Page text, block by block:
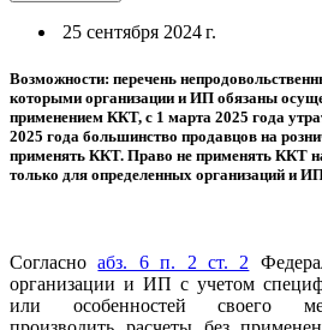
25 сентября 2024 г.
Возможности: перечень
которыми организации и ИП обязаны
применением ККТ, с 1 марта 2025 года
2025 года большинство продавцов на
применять ККТ. Право не применять ККТ
только для определенных организаций и
Согласноабз. 6 п. 2 ст. 2
организации и ИП с учетом
или особенностей своего